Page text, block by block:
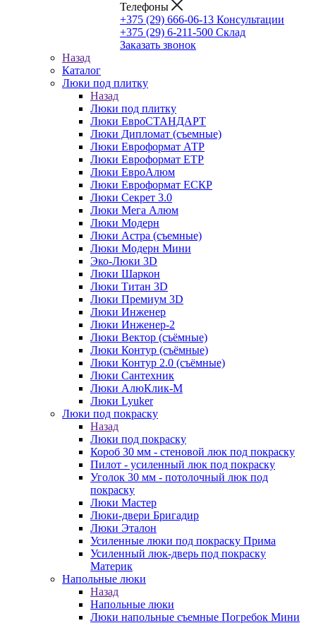
Телефоны
+375 (29) 666-06-13 Консультации
+375 (29) 6-211-500 Склад
Заказать звонок
Назад
Каталог
Люки под плитку
Назад
Люки под плитку
Люки ЕвроСТАНДАРТ
Люки Дипломат (съемные)
Люки Евроформат АТР
Люки Евроформат ЕТР
Люки ЕвроАлюм
Люки Евроформат ЕСКР
Люки Секрет 3.0
Люки Мега Алюм
Люки Модерн
Люки Астра (съемные)
Люки Модерн Мини
Эко-Люки 3D
Люки Шаркон
Люки Титан 3D
Люки Премиум 3D
Люки Инженер
Люки Инженер-2
Люки Вектор (съёмные)
Люки Контур (съёмные)
Люки Контур 2.0 (съёмные)
Люки Сантехник
Люки АлюКлик-М
Люки Lyuker
Люки под покраску
Назад
Люки под покраску
Короб 30 мм - стеновой люк под покраску
Пилот - усиленный люк под покраску
Уголок 30 мм - потолочный люк под
покраску
Люки Мастер
Люки-двери Бригадир
Люки Эталон
Усиленные люки под покраску Прима
Усиленный люк-дверь под покраску
Материк
Напольные люки
Назад
Напольные люки
Люки напольные съемные Погребок Мини